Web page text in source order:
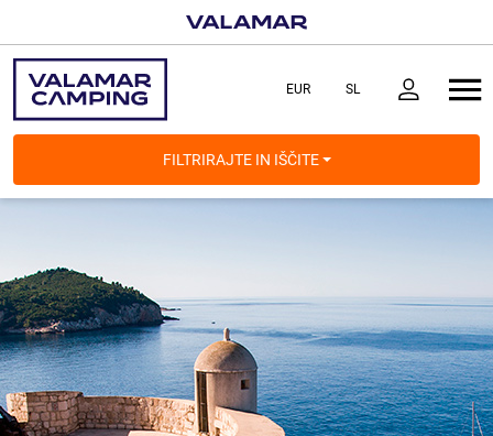
FILTRIRAJTE IN IŠČITE